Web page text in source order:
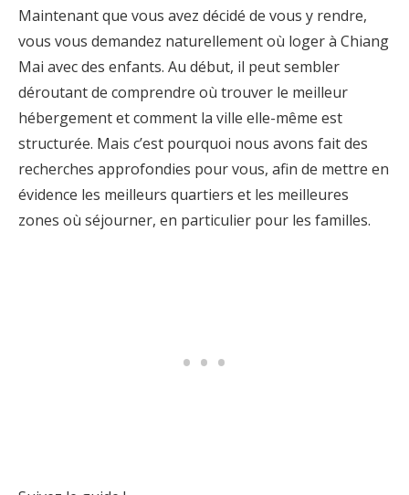
Maintenant que vous avez décidé de vous y rendre,
vous vous demandez naturellement où loger à Chiang
Mai avec des enfants. Au début, il peut sembler
déroutant de comprendre où trouver le meilleur
hébergement et comment la ville elle-même est
structurée. Mais c’est pourquoi nous avons fait des
recherches approfondies pour vous, afin de mettre en
évidence les meilleurs quartiers et les meilleures
zones où séjourner, en particulier pour les familles.